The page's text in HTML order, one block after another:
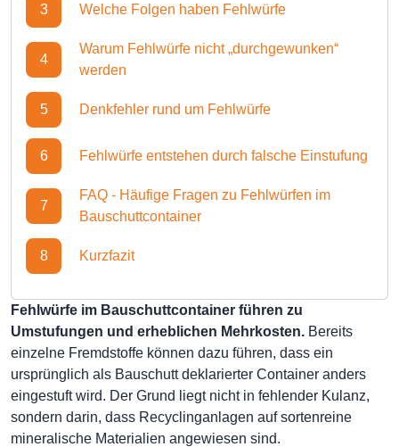
3 Welche Folgen haben Fehlwürfe
4
Warum Fehlwürfe nicht „durchgewunken“
werden
5 Denkfehler rund um Fehlwürfe
6 Fehlwürfe entstehen durch falsche Einstufung
7
FAQ - Häufige Fragen zu Fehlwürfen im
Bauschuttcontainer
8 Kurzfazit
Fehlwürfe im Bauschuttcontainer führen zu
Umstufungen und erheblichen Mehrkosten. Bereits
einzelne Fremdstoffe können dazu führen, dass ein
ursprünglich als Bauschutt deklarierter Container anders
eingestuft wird. Der Grund liegt nicht in fehlender Kulanz,
sondern darin, dass Recyclinganlagen auf sortenreine
mineralische Materialien angewiesen sind.